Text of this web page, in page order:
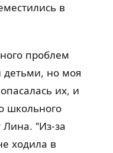
в
проблем
детьми, но моя
их, и
школьного
Лина. "Из-за
ходила в